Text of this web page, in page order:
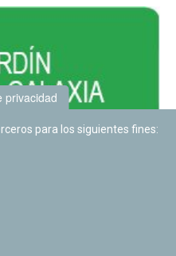
privacidad
para los siguientes fines: